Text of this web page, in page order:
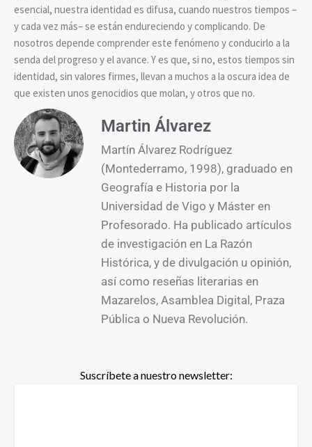
esencial, nuestra identidad es difusa, cuando nuestros tiempos –
y cada vez más– se están endureciendo y complicando. De
nosotros depende comprender este fenómeno y conducirlo a la
senda del progreso y el avance. Y es que, si no, estos tiempos sin
identidad, sin valores firmes, llevan a muchos a la oscura idea de
que existen unos genocidios que molan, y otros que no.
Martin Álvarez
Martín Álvarez Rodríguez
(Montederramo, 1998), graduado en
Geografía e Historia por la
Universidad de Vigo y Máster en
Profesorado. Ha publicado artículos
de investigación en La Razón
Histórica, y de divulgación u opinión,
así como reseñas literarias en
Mazarelos, Asamblea Digital, Praza
Pública o Nueva Revolución.
Suscríbete a nuestro newsletter: